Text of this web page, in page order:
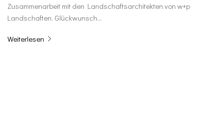
Zusammenarbeit mit den Landschaftsarchitekten von w+p
Landschaften. Glückwunsch…
Weiterlesen